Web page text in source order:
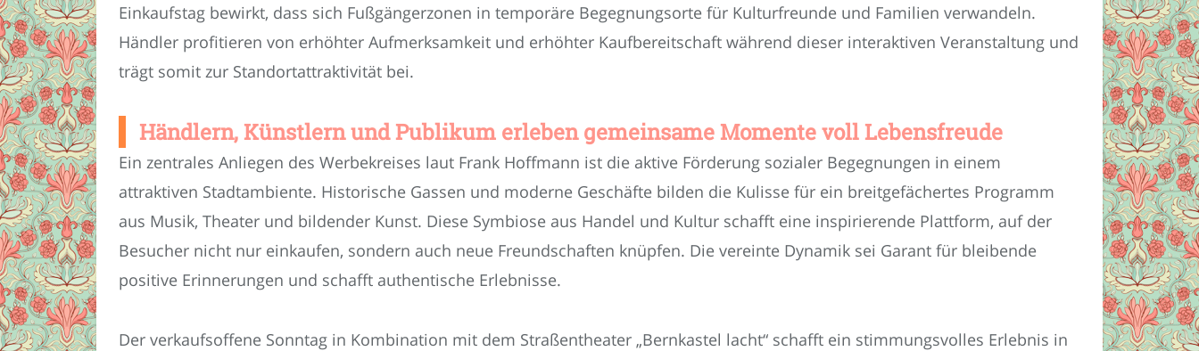
Einkaufstag bewirkt, dass sich Fußgängerzonen in temporäre Begegnungsorte für Kulturfreunde und Familien verwandeln.
Händler profitieren von erhöhter Aufmerksamkeit und erhöhter Kaufbereitschaft während dieser interaktiven Veranstaltung und
trägt somit zur Standortattraktivität bei.
Händlern, Künstlern und Publikum erleben gemeinsame Momente voll Lebensfreude
Ein zentrales Anliegen des Werbekreises laut Frank Hoffmann ist die aktive Förderung sozialer Begegnungen in einem
attraktiven Stadtambiente. Historische Gassen und moderne Geschäfte bilden die Kulisse für ein breitgefächertes Programm
aus Musik, Theater und bildender Kunst. Diese Symbiose aus Handel und Kultur schafft eine inspirierende Plattform, auf der
Besucher nicht nur einkaufen, sondern auch neue Freundschaften knüpfen. Die vereinte Dynamik sei Garant für bleibende
positive Erinnerungen und schafft authentische Erlebnisse.
Der verkaufsoffene Sonntag in Kombination mit dem Straßentheater „Bernkastel lacht“ schafft ein stimmungsvolles Erlebnis in